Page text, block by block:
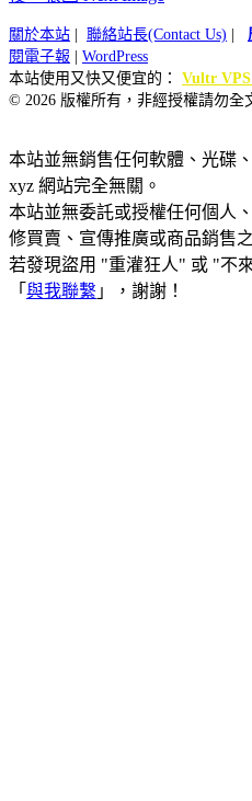
關於本站 聯絡站長(Contact Us)
閱電子報
WordPress
本站使用又快又便宜的： Vultr
© 2026 版權所有，非經授權請勿全
本站並無銷售任何軟體、光碟
xyz 網站完全無關。
本站並無委託或授權任何個人
修買賣、宣傳推廣或商品銷售
若發現盜用 "重灌狂人" 或 "不
「 與我聯繫 」，謝謝！